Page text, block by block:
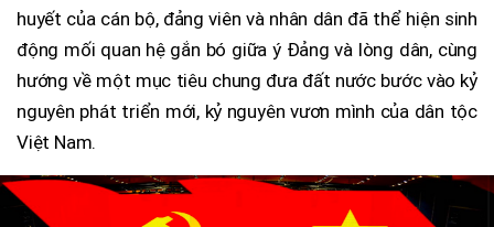
huyết của cán bộ, đảng viên và nhân dân đã thể hiện sinh
động mối quan hệ gắn bó giữa ý Đảng và lòng dân, cùng
hướng về một mục tiêu chung đưa đất nước bước vào kỷ
nguyên phát triển mới, kỷ nguyên vươn mình của dân tộc
Việt Nam.